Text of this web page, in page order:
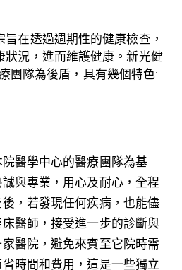
在透過週期性的健康檢查，
狀況，進而維護健康。新光健
團隊為後盾，具有幾個特色:
醫學中心的醫療團隊為基
與專業，用心及耐心，全程
，若發現任何疾病，也能儘
醫師，接受進一步的診斷與
醫院，避免來賓至它院時需
時間和費用，這是一些獨立